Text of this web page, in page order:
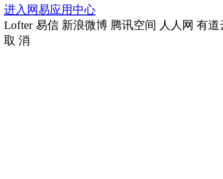
进入网易应用中心
Lofter 易信 新浪微博 腾讯空间 人人网 有道
取 消